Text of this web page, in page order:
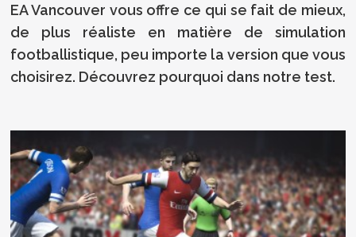
EA Vancouver vous offre ce qui se fait de mieux,
de plus réaliste en matière de simulation
footballistique, peu importe la version que vous
choisirez. Découvrez pourquoi dans notre test.